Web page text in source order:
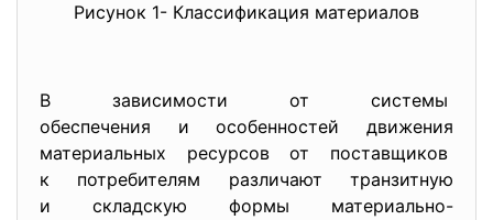
Рисунок 1- Классификация материалов
В зависимости от системы
обеспечения и особенностей движения
материальных ресурсов от поставщиков
к потребителям различают транзитную
и складскую формы материально-